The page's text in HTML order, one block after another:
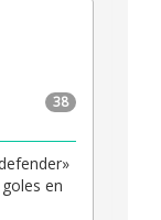
38
en